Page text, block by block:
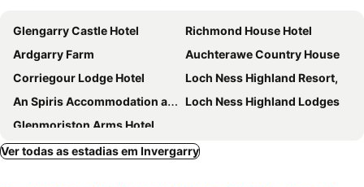
Glengarry Castle Hotel
Richmond House Hotel
Ardgarry Farm
Auchterawe Country House
Corriegour Lodge Hotel
Loch Ness Highland Resort,
An Spiris Accommodation at Dundreggan Rewilding Centre
Loch Ness Highland Lodges
Glenmoriston Arms Hotel
Ver todas as estadias em Invergarry